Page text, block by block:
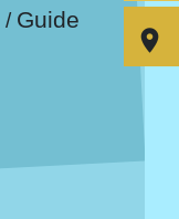
/ Guide
room